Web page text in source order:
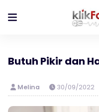
Butuh Pikir dan
Melina 30/09/2022